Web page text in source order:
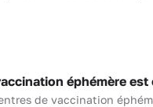
éphémère
de vaccination